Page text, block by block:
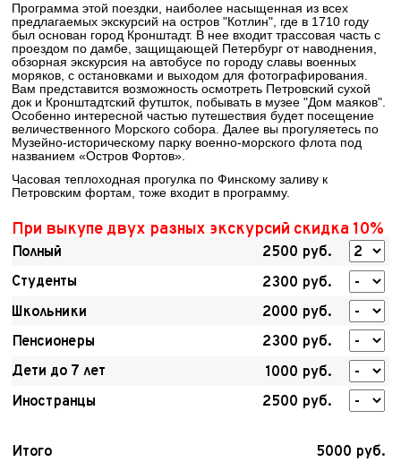
Программа этой поездки, наиболее насыщенная из всех
предлагаемых экскурсий на остров "Котлин", где в 1710 году
был основан город Кронштадт. В нее входит трассовая часть с
проездом по дамбе, защищающей Петербург от наводнения,
обзорная экскурсия на автобусе по городу славы военных
моряков, с остановками и выходом для фотографирования.
Вам представится возможность осмотреть Петровский сухой
док и Кронштадтский футшток, побывать в музее "Дом маяков".
Особенно интересной частью путешествия будет посещение
величественного Морского собора. Далее вы прогуляетесь по
Музейно-историческому парку военно-морского флота под
названием «Остров Фортов».
Часовая теплоходная прогулка по Финскому заливу к
Петровским фортам, тоже входит в программу.
При выкупе двух разных экскурсий скидка 10%
Полный
2500 руб.
Студенты
2300 руб.
Школьники
2000 руб.
Пенсионеры
2300 руб.
Дети до 7 лет
1000 руб.
Иностранцы
2500 руб.
Итого
5000 руб.